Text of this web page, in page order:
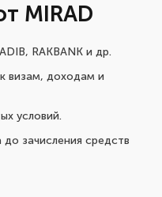
MIRAD
RAKBANK и др.
визам, доходам и
условий.
зачисления средств